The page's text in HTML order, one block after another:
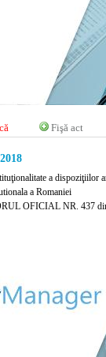
Fişă act
a
a Romaniei
OFICIAL NR. 437